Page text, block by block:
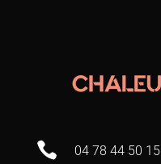
 04 78 44 50 15